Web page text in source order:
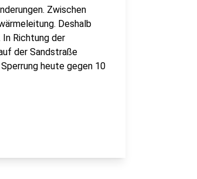
Zwischen
Deshalb
Richtung der
der Sandstraße
heute gegen 10